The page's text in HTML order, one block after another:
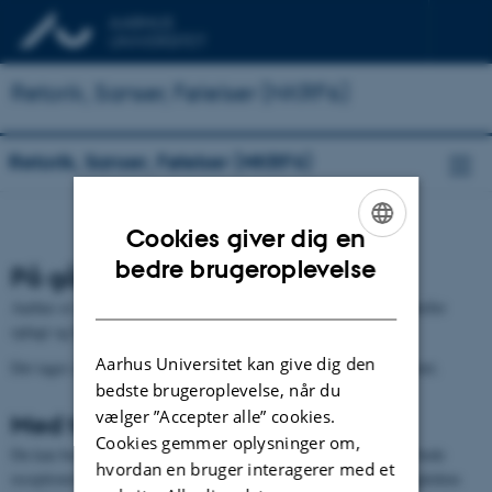
Retorik, Sanser, Følelser (NKRF6)
Retorik, Sanser, Følelser (NKRF6)
På gåben
Det tager cirka 30 minutter at gå fra midtbyen og op til universitetet.
Med taxa
Du kan bestille en taxa på telefonnummer (+45) 8948 4848 eller bede
receptionisten på dit hotel om at bestille en. Lige ude foran banegårdens
ENGLISH
Cookies giver dig en
bedre brugeroplevelse
Aarhus Universitet kan give dig den
bedste brugeroplevelse, når du
vælger ”Accepter alle” cookies.
Cookies gemmer oplysninger om,
hvordan en bruger interagerer med et